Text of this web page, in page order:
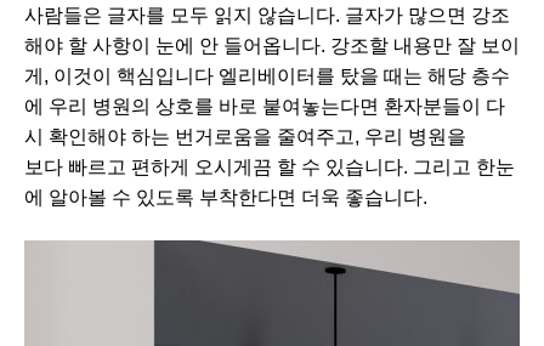
사람들은 글자를 모두 읽지 않습니다. 글자가 많으면 강조
해야 할 사항이 눈에 안 들어옵니다. 강조할 내용만 잘 보이
게, 이것이 핵심입니다​ 엘리베이터를 탔을 때는 해당 층수
에 우리 병원의 상호를 바로 붙여놓는다면 환자분들이 다
시 확인해야 하는 번거로움을 줄여주고, 우리 병원을
보다 빠르고 편하게 오시게끔 할 수 있습니다. ​그리고 한눈
에 알아볼 수 있도록 부착한다면 더욱 좋습니다.